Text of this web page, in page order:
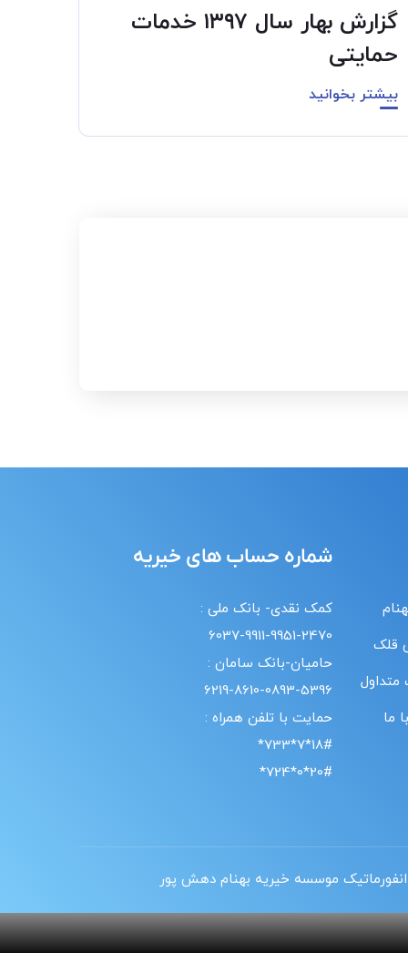
گزارش بهار سال ۱۳۹۷ خدمات
حمایتی
بیشتر بخوانید
قلک
متداول
ما
شماره حساب های خیریه
کمک نقدی- بانک ملی :
6037-9911-9951-2470
حامیان-بانک سامان :
6219-8610-0893-5396
حمایت با تلفن همراه :
18#*7*733*
20#*0*724*
موسسه خیریه بهنام دهش پور